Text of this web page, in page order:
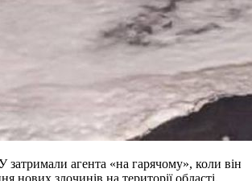
затримали агента «на гарячому», коли він